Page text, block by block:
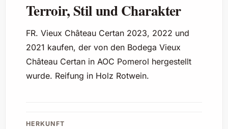
Terroir, Stil und Charakter
FR. Vieux Château Certan 2023, 2022 und
2021 kaufen, der von den Bodega Vieux
Château Certan in AOC Pomerol hergestellt
wurde. Reifung in Holz Rotwein.
HERKUNFT